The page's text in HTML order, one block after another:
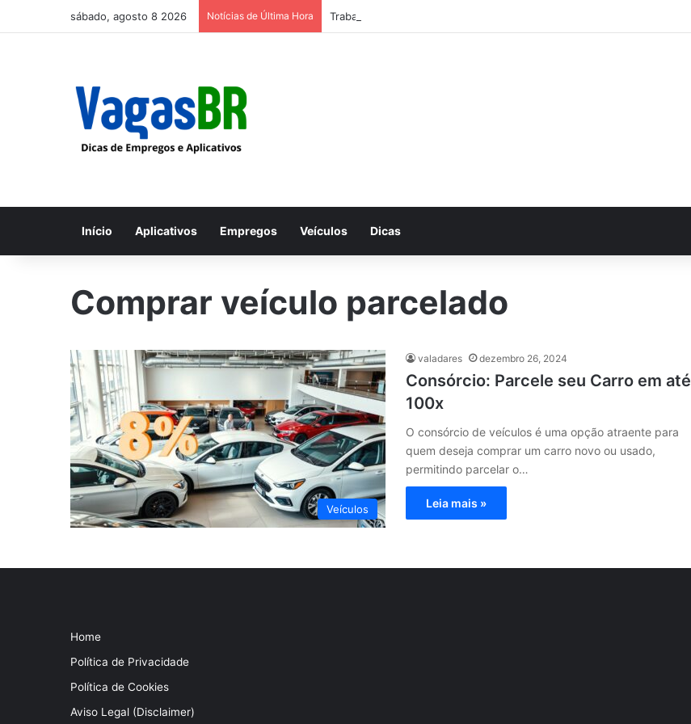
sábado, agosto 8 2026 Notícias de Última Hora Trabalhe conosco: Vagas abertas na Petrobras
Início Aplicativos Empregos Veículos Dicas
Comprar veículo parcelado
Veículos
valadares dezembro 26, 2024
Consórcio: Parcele seu Carro em até
100x
O consórcio de veículos é uma opção atraente para
quem deseja comprar um carro novo ou usado,
permitindo parcelar o…
Leia mais »
Home
Política de Privacidade
Política de Cookies
Aviso Legal (Disclaimer)